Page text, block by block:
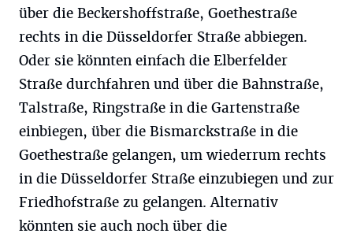
über die Beckershoffstraße, Goethestraße
rechts in die Düsseldorfer Straße abbiegen.
Oder sie könnten einfach die Elberfelder
Straße durchfahren und über die Bahnstraße,
Talstraße, Ringstraße in die Gartenstraße
einbiegen, über die Bismarckstraße in die
Goethestraße gelangen, um wiederrum rechts
in die Düsseldorfer Straße einzubiegen und zur
Friedhofstraße zu gelangen. Alternativ
könnten sie auch noch über die